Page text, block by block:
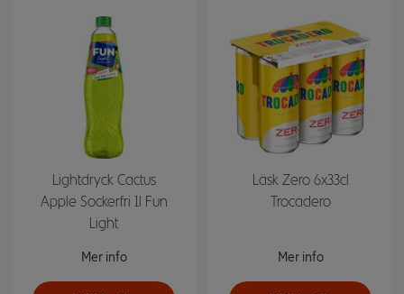
Lightdryck Cactus
Apple Sockerfri 1l Fun
Light
Mer info
Läsk Zero 6x33cl
Trocadero
Mer info